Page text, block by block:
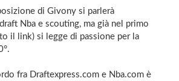
di Givony si parlerà
Nba e scouting, ma già nel primo
il link) si legge di passione per la
fra Draftexpress.com e Nba.com è